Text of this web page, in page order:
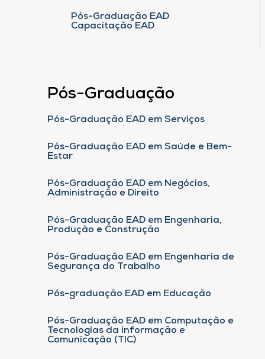
Pós-Graduação EAD
Capacitação EAD
Pós-Graduação
Pós-Graduação EAD em Serviços
Pós-Graduação EAD em Saúde e Bem-
Estar
Pós-Graduação EAD em Negócios,
Administração e Direito
Pós-Graduação EAD em Engenharia,
Produção e Construção
Pós-Graduação EAD em Engenharia de
Segurança do Trabalho
Pós-graduação EAD em Educação
Pós-Graduação EAD em Computação e
Tecnologias da informação e
Comunicação (TIC)